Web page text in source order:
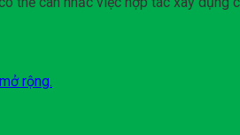
rộng.